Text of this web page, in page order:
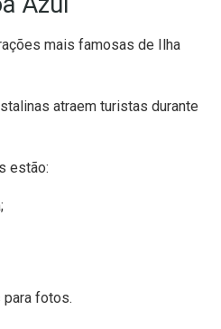
mais famosas de Ilha
atraem turistas durante
estão:
fotos.